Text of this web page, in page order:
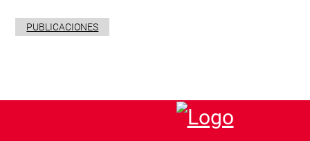
PUBLICACIONES